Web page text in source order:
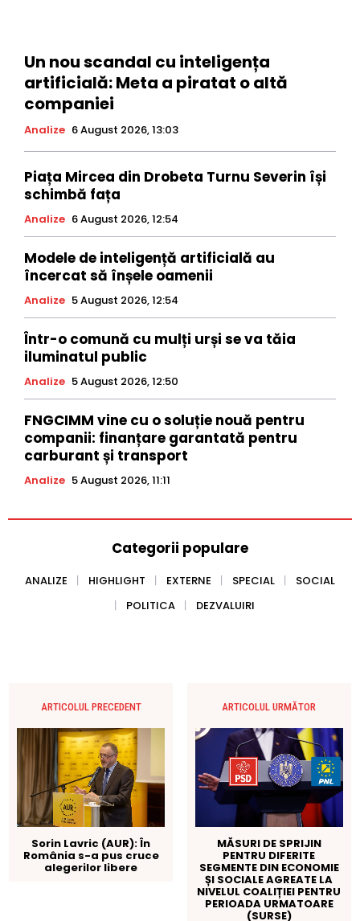
Un nou scandal cu inteligența
artificială: Meta a piratat o altă
companiei
Analize 6 August 2026, 13:03
Piața Mircea din Drobeta Turnu Severin își
schimbă fața
Analize 6 August 2026, 12:54
Modele de inteligență artificială au
încercat să înșele oamenii
Analize 5 August 2026, 12:54
Într-o comună cu mulți urși se va tăia
iluminatul public
Analize 5 August 2026, 12:50
FNGCIMM vine cu o soluție nouă pentru
companii: finanțare garantată pentru
carburant și transport
Analize 5 August 2026, 11:11
Categorii populare
ANALIZE HIGHLIGHT EXTERNE SPECIAL
SOCIAL
POLITICA
DEZVALUIRI
ARTICOLUL PRECEDENT
Sorin Lavric (AUR): În
România s-a pus cruce
alegerilor libere
ARTICOLUL URMĂTOR
MĂSURI DE SPRIJIN
PENTRU DIFERITE
SEGMENTE DIN ECONOMIE
ȘI SOCIALE AGREATE LA
NIVELUL COALIȚIEI PENTRU
PERIOADA URMATOARE
(SURSE)